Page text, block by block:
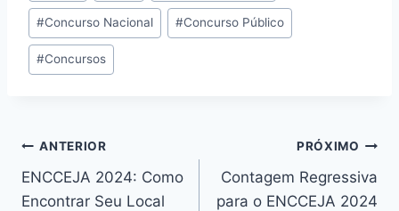
Post:
#Concurso Nacional #Concurso Público
#Concursos
Navegação
de
ANTERIOR
ENCCEJA 2024: Como
Encontrar Seu Local
PRÓXIMO
Contagem Regressiva
para o ENCCEJA 2024